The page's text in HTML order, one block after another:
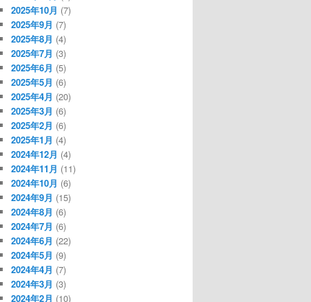
2025年10月 (7)
2025年9月 (7)
2025年8月 (4)
2025年7月 (3)
2025年6月 (5)
2025年5月 (6)
2025年4月 (20)
2025年3月 (6)
2025年2月 (6)
2025年1月 (4)
2024年12月 (4)
2024年11月 (11)
2024年10月 (6)
2024年9月 (15)
2024年8月 (6)
2024年7月 (6)
2024年6月 (22)
2024年5月 (9)
2024年4月 (7)
2024年3月 (3)
2024年2月 (10)